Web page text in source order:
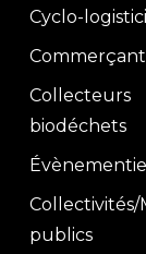
Cyclo-
Collecteurs
biodéchets
Évènementiel
Collectivités/
publics